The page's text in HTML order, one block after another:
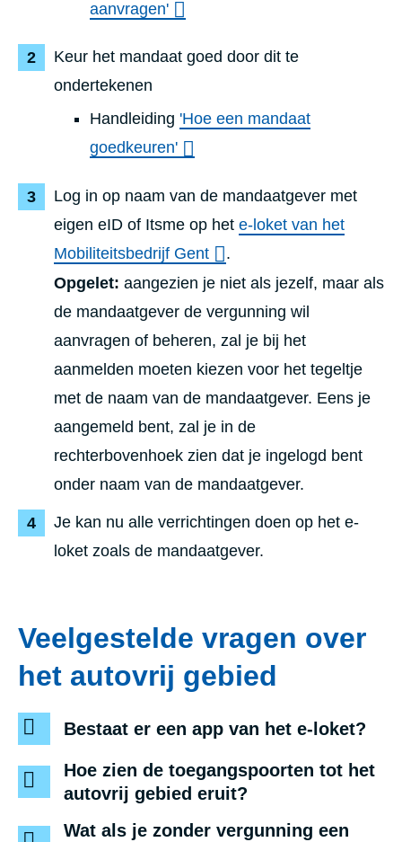
aanvragen'
Keur het mandaat goed door dit te
ondertekenen
Handleiding 'Hoe een mandaat
goedkeuren'
Log in op naam van de mandaatgever met
eigen eID of Itsme op het e-loket van het
Mobiliteitsbedrijf Gent
.
Opgelet: aangezien je niet als jezelf, maar als
de mandaatgever de vergunning wil
aanvragen of beheren, zal je bij het
aanmelden moeten kiezen voor het tegeltje
met de naam van de mandaatgever. Eens je
aangemeld bent, zal je in de
rechterbovenhoek zien dat je ingelogd bent
onder naam van de mandaatgever.
Je kan nu alle verrichtingen doen op het e-
loket zoals de mandaatgever.
Veelgestelde vragen over
het autovrij gebied
Bestaat er een app van het e-loket?
Hoe zien de toegangspoorten tot het
autovrij gebied eruit?
Wat als je zonder vergunning een